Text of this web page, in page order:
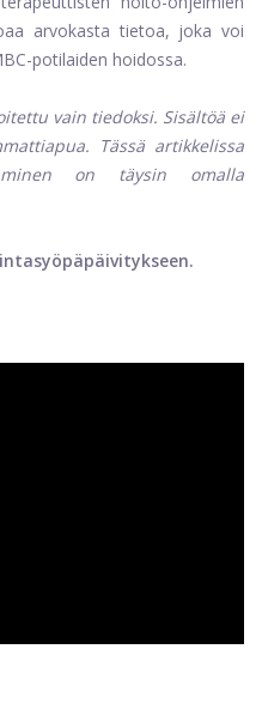
arvokasta tietoa, joka voi
potilaiden hoidossa.
vain tiedoksi. Sisältöä ei
Tässä artikkelissa
on täysin omalla